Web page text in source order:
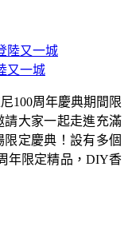
又一城
100周年慶典期間限
請大家一起走進充滿
定慶典！設有多個
年限定精品，DIY香